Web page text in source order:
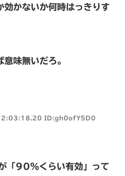
効かないか何時はっきりす
味無いだろ。
ID:gh0ofY5D0
「90％くらい有効」って